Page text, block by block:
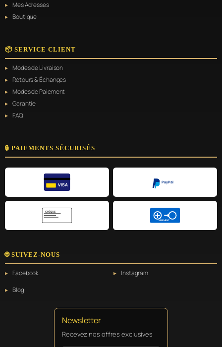
Mes Adresses
Boutique
📦 SERVICE CLIENT
Modes de Livraison
Retours & Échanges
Modes de Paiement
Garantie
FAQ
🔒 PAIEMENTS SÉCURISÉS
VISA
PayPal
CHÈQUE
VIREMENT
🌐 SUIVEZ-NOUS
Facebook
Instagram
Blog
Newsletter
Recevez nos offres exclusives